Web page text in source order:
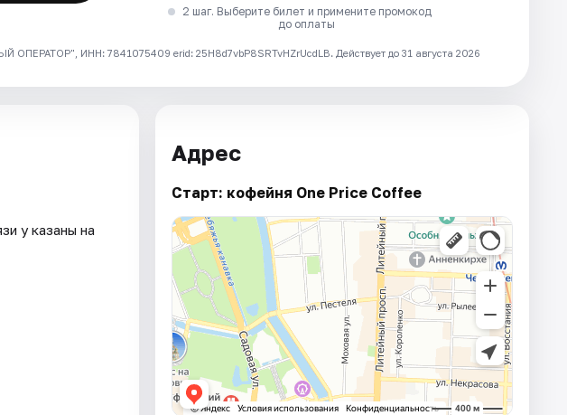
2 шаг. Выберите билет и примените промокод
до оплаты
ИНН: 7841075409 erid: 25H8d7vbP8SRTvHZrUcdLB. Действует до 31 августа 2026
у казаны на
Адрес
Старт: кофейня One Price Coffee